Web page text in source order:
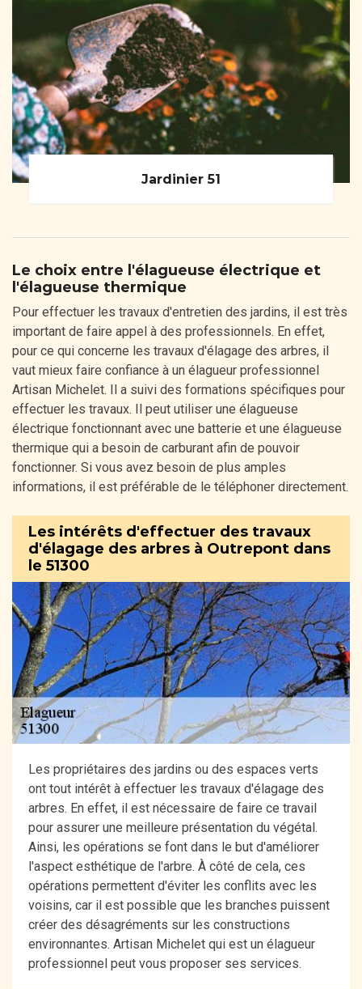
Jardinier 51
Le choix entre l'élagueuse électrique et
l'élagueuse thermique
Pour effectuer les travaux d'entretien des jardins, il est très
important de faire appel à des professionnels. En effet,
pour ce qui concerne les travaux d'élagage des arbres, il
vaut mieux faire confiance à un élagueur professionnel
Artisan Michelet. Il a suivi des formations spécifiques pour
effectuer les travaux. Il peut utiliser une élagueuse
électrique fonctionnant avec une batterie et une élagueuse
thermique qui a besoin de carburant afin de pouvoir
fonctionner. Si vous avez besoin de plus amples
informations, il est préférable de le téléphoner directement.
Les intérêts d'effectuer des travaux
d'élagage des arbres à Outrepont dans
le 51300
Les propriétaires des jardins ou des espaces verts
ont tout intérêt à effectuer les travaux d'élagage des
arbres. En effet, il est nécessaire de faire ce travail
pour assurer une meilleure présentation du végétal.
Ainsi, les opérations se font dans le but d'améliorer
l'aspect esthétique de l'arbre. À côté de cela, ces
opérations permettent d'éviter les conflits avec les
voisins, car il est possible que les branches puissent
créer des désagréments sur les constructions
environnantes. Artisan Michelet qui est un élagueur
professionnel peut vous proposer ses services.